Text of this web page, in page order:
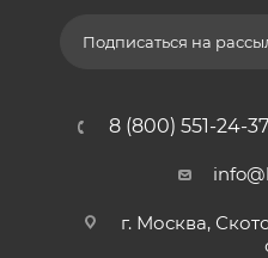
Подписаться на
8 (800) 551-24-37
г. Москва,